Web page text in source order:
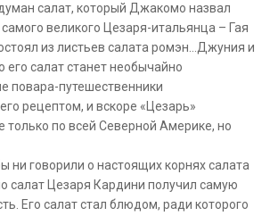
салат, который Джакомо назвал
великого Цезаря-итальянца – Гая
из листьев салата ромэн…Джуния и
его салат станет необычайно
повара-путешественники
рецептом, и вскоре «Цезарь»
только по всей Северной Америке, но
ни говорили о настоящих корнях салата
салат Цезаря Кардини получил самую
Его салат стал блюдом, ради которого